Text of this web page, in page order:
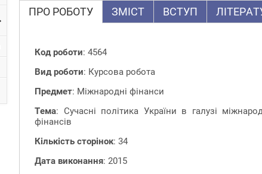
ПРО РОБОТУ ЗМІСТ ВСТУП
Код роботи: 4564
Вид роботи: Курсова робота
Предмет: Міжнародні фінанси
Тема: Сучасні політика України в галузі
фінансів
Кількість сторінок: 34
Дата виконання: 2015